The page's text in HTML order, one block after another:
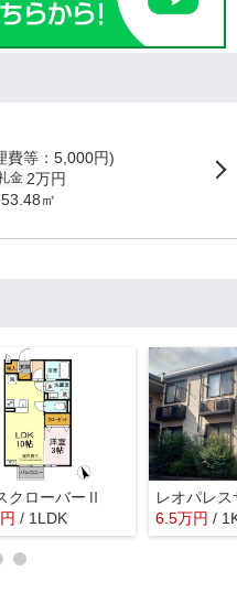
費等：5,000円)
金 2万円
53.48㎡
クローバーⅡ
円 / 1LDK 6.5万円 /